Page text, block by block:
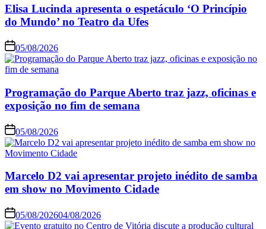
Elisa Lucinda apresenta o espetáculo ‘O Princípio
do Mundo’ no Teatro da Ufes
05/08/2026
Programação do Parque Aberto traz jazz, oficinas e
exposição no fim de semana
05/08/2026
Marcelo D2 vai apresentar projeto inédito de samba
em show no Movimento Cidade
05/08/202604/08/2026